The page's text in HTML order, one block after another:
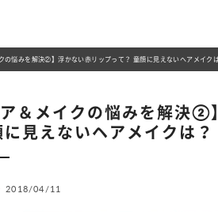
の悩みを解決②】浮かない赤リップって？ 童顔に見えないヘアメイク
ア＆メイクの悩みを解決②
見えないヘアメイクは？
2018/04/11